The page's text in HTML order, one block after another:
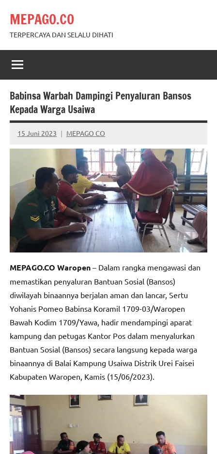
content
MEPAGO.CO
TERPERCAYA DAN SELALU DIHATI
Babinsa Warbah Dampingi Penyaluran Bansos
Kepada Warga Usaiwa
15 Juni 2023 MEPAGO CO
No
comments
MEPAGO.CO Waropen – Dalam rangka mengawasi dan
memastikan penyaluran Bantuan Sosial (Bansos)
diwilayah binaannya berjalan aman dan lancar, Sertu
Yohanis Pomeo Babinsa Koramil 1709-03/Waropen
Bawah Kodim 1709/Yawa, hadir mendampingi aparat
kampung dan petugas Kantor Pos dalam menyalurkan
Bantuan Sosial (Bansos) secara langsung kepada warga
binaannya di Balai Kampung Usaiwa Distrik Urei Faisei
Kabupaten Waropen, Kamis (15/06/2023).